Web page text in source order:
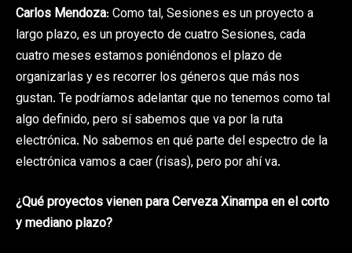
Carlos Mendoza: Como tal, Sesiones es un proyecto a
largo plazo, es un proyecto de cuatro Sesiones, cada
cuatro meses estamos poniéndonos el plazo de
organizarlas y es recorrer los géneros que más nos
gustan. Te podríamos adelantar que no tenemos como tal
algo definido, pero sí sabemos que va por la ruta
electrónica. No sabemos en qué parte del espectro de la
electrónica vamos a caer (risas), pero por ahí va.
¿Qué proyectos vienen para Cerveza Xinampa en el corto
y mediano plazo?